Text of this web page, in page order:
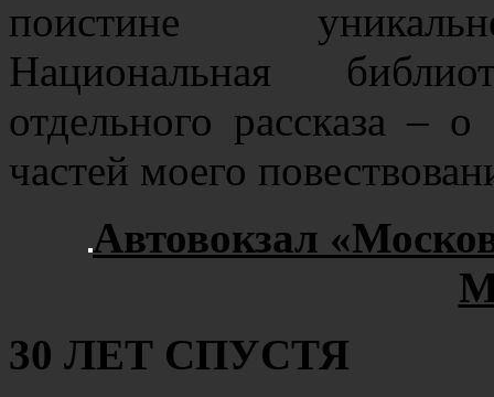
поистине
Национальная
отдельного рассказа –
частей моего
Автовокзал
30 ЛЕТ СПУСТЯ